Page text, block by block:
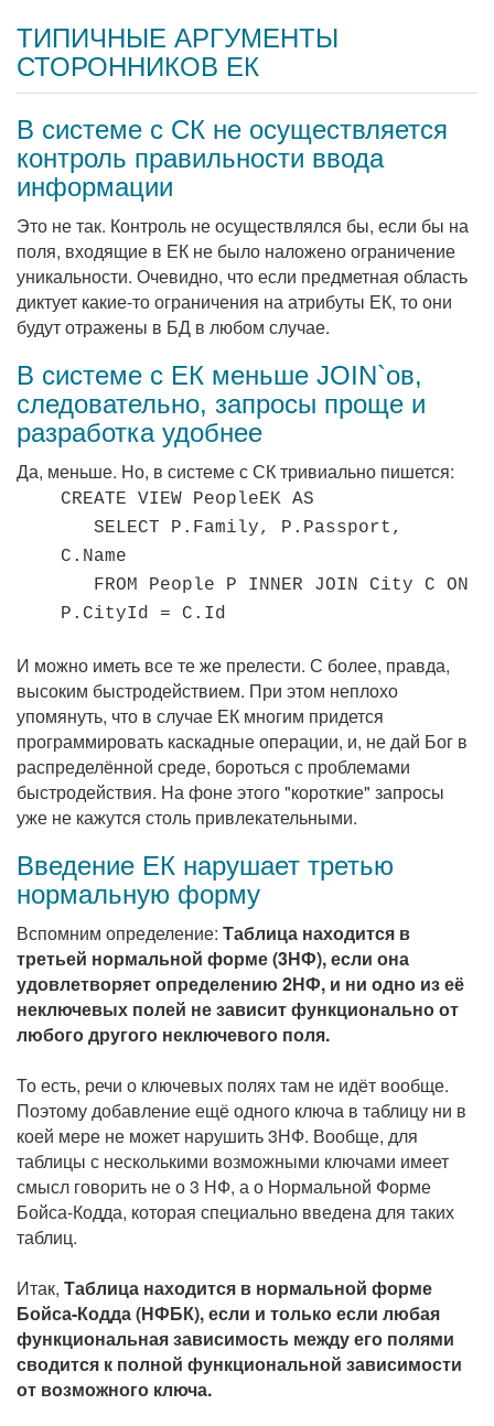
ТИПИЧНЫЕ АРГУМЕНТЫ
СТОРОННИКОВ ЕК
В системе с СК не осуществляется
контроль правильности ввода
информации
Это не так. Контроль не осуществлялся бы, если бы на
поля, входящие в ЕК не было наложено ограничение
уникальности. Очевидно, что если предметная область
диктует какие-то ограничения на атрибуты ЕК, то они
будут отражены в БД в любом случае.
В системе с ЕК меньше JOIN`ов,
следовательно, запросы проще и
разработка удобнее
Да, меньше. Hо, в системе с СК тривиально пишется:
CREATE VIEW PeopleEK AS
SELECT P.Family, P.Passport,
C.Name
FROM People P INNER JOIN City C ON
P.CityId = C.Id
И можно иметь все те же прелести. С более, правда,
высоким быстродействием. При этом неплохо
упомянуть, что в случае ЕК многим придется
программировать каскадные операции, и, не дай Бог в
распределённой среде, бороться с проблемами
быстродействия. Hа фоне этого "короткие" запросы
уже не кажутся столь привлекательными.
Введение ЕК нарушает третью
нормальную форму
Вспомним определение: Таблица находится в
третьей нормальной форме (3НФ), если она
удовлетворяет определению 2НФ, и ни одно из её
неключевых полей не зависит функционально от
любого другого неключевого поля.
То есть, речи о ключевых полях там не идёт вообще.
Поэтому добавление ещё одного ключа в таблицу ни в
коей мере не может нарушить 3НФ. Вообще, для
таблицы с несколькими возможными ключами имеет
смысл говорить не о 3 НФ, а о Нормальной Форме
Бойса-Кодда, которая специально введена для таких
таблиц.
Итак, Таблица находится в нормальной форме
Бойса-Кодда (НФБК), если и только если любая
функциональная зависимость между его полями
сводится к полной функциональной зависимости
от возможного ключа.